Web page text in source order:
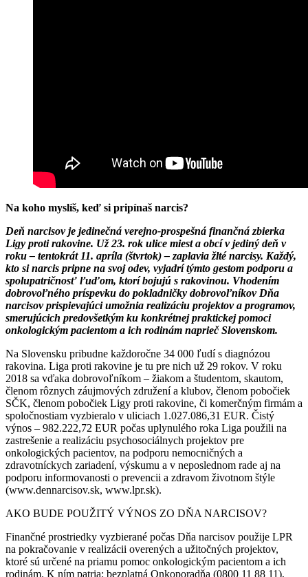
Na koho myslíš, keď si pripínaš narcis?
Deň narcisov je jedinečná verejno-prospešná finančná zbierka
Ligy proti rakovine. Už 23. rok ulice miest a obcí v jediný deň v
roku – tentokrát 11. apríla (štvrtok) – zaplavia žlté narcisy. Každý,
kto si narcis pripne na svoj odev, vyjadrí týmto gestom podporu a
spolupatričnosť ľuďom, ktorí bojujú s rakovinou. Vhodením
dobrovoľného príspevku do pokladničky dobrovoľníkov Dňa
narcisov prispievajúci umožnia realizáciu projektov a programov,
smerujúcich predovšetkým ku konkrétnej praktickej pomoci
onkologickým pacientom a ich rodinám naprieč Slovenskom.
Na Slovensku pribudne každoročne 34 000 ľudí s diagnózou
rakovina. Liga proti rakovine je tu pre nich už 29 rokov. V roku
2018 sa vďaka dobrovoľníkom – žiakom a študentom, skautom,
členom rôznych záujmových združení a klubov, členom pobočiek
SČK, členom pobočiek Ligy proti rakovine, či komerčným firmám a
spoločnostiam vyzbieralo v uliciach 1.027.086,31 EUR. Čistý
výnos – 982.222,72 EUR počas uplynulého roka Liga použili na
zastrešenie a realizáciu psychosociálnych projektov pre
onkologických pacientov, na podporu nemocničných a
zdravotníckych zariadení, výskumu a v neposlednom rade aj na
podporu informovanosti o prevencii a zdravom životnom štýle
(www.dennarcisov.sk, www.lpr.sk).
AKO BUDE POUŽITÝ VÝNOS ZO DŇA NARCISOV?
Finančné prostriedky vyzbierané počas Dňa narcisov použije LPR
na pokračovanie v realizácii overených a užitočných projektov,
ktoré sú určené na priamu pomoc onkologickým pacientom a ich
rodinám. K ním patria: bezplatná Onkoporadňa (0800 11 88 11),